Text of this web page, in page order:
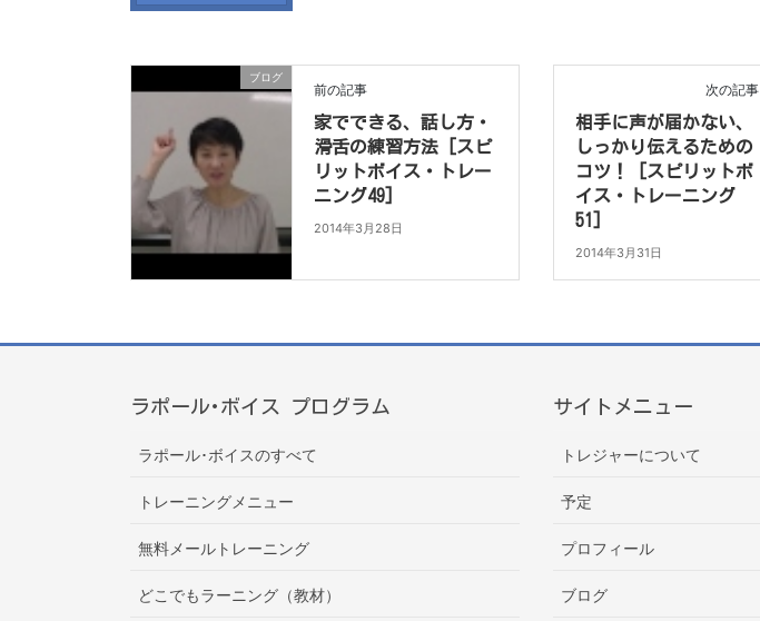
ブログ
前の記事
家でできる、話し方・
滑舌の練習方法 [スピ
リットボイス・トレー
ニング49]
2014年3月28日
次の記事
相手に声が届かない、
しっかり伝えるための
コツ！ [スピリットボ
イス・トレーニング
51]
2014年3月31日
ラポール･ボイス プログラム
ラポール･ボイスのすべて
トレーニングメニュー
無料メールトレーニング
どこでもラーニング（教材）
サイトメニュー
トレジャーについて
予定
プロフィール
ブログ